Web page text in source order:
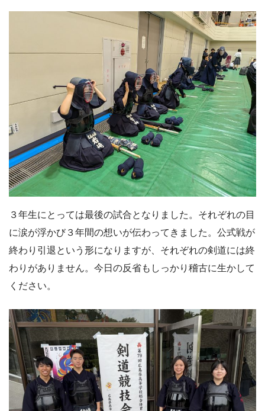
３年生にとっては最後の試合となりました。それぞれの目
に涙が浮かび３年間の想いが伝わってきました。公式戦が
終わり引退という形になりますが、それぞれの剣道には終
わりがありません。今日の反省もしっかり稽古に生かして
ください。